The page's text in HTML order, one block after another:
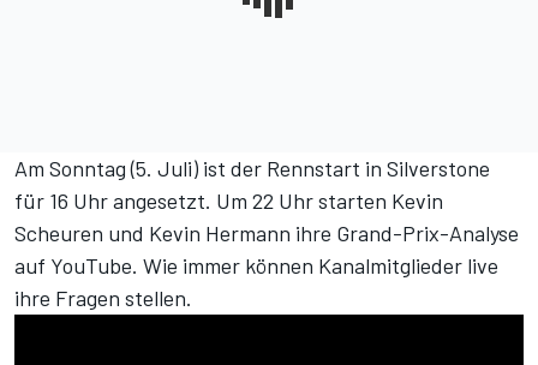
Am Sonntag (5. Juli) ist der Rennstart in Silverstone
für 16 Uhr angesetzt. Um 22 Uhr starten Kevin
Scheuren und Kevin Hermann ihre Grand-Prix-Analyse
auf YouTube. Wie immer können Kanalmitglieder live
ihre Fragen stellen.